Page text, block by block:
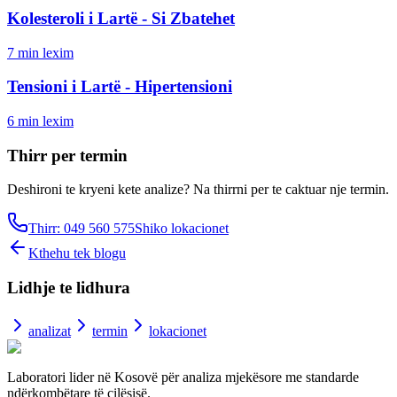
Kolesteroli i Lartë - Si Zbatehet
7 min lexim
Tensioni i Lartë - Hipertensioni
6 min lexim
Thirr per termin
Deshironi te kryeni kete analize? Na thirrni per te caktuar nje termin.
Thirr: 049 560 575Shiko lokacionet
Kthehu tek blogu
Lidhje te lidhura
analizat termin lokacionet
Laboratori lider në Kosovë për analiza mjekësore me standarde
ndërkombëtare të cilësisë.